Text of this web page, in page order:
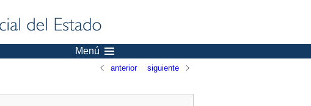
Menú
anterior siguiente